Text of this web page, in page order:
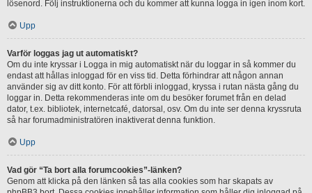
lösenord. Följ instruktionerna och du kommer att kunna logga in igen inom kort.
Upp
Varför loggas jag ut automatiskt?
Om du inte kryssar i Logga in mig automatiskt när du loggar in så kommer du
endast att hållas inloggad för en viss tid. Detta förhindrar att någon annan
använder sig av ditt konto. För att förbli inloggad, kryssa i rutan nästa gång du
loggar in. Detta rekommenderas inte om du besöker forumet från en delad
dator, t.ex. bibliotek, internetcafé, datorsal, osv. Om du inte ser denna kryssruta
så har forumadministratören inaktiverat denna funktion.
Upp
Vad gör “Ta bort alla forumcookies”-länken?
Genom att klicka på den länken så tas alla cookies som har skapats av